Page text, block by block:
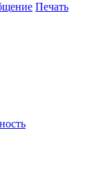
Печать